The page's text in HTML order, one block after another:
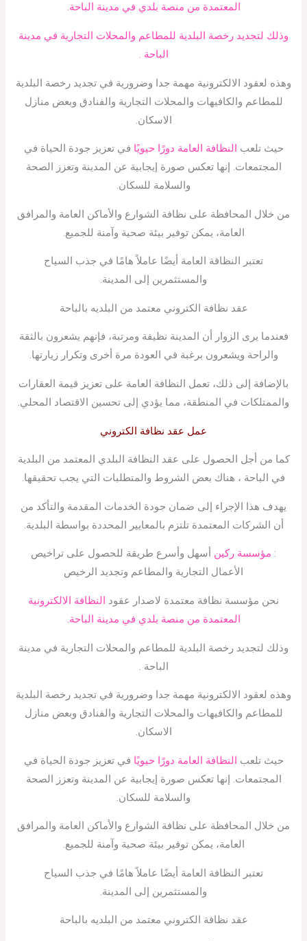
المعتمدة من منصة بلدي في مدينة الباحة.
وذلك لتجديد رخصة البلدية للمطاعم والمحلات التجارية في مدينة
الباحة .
وهذه لعقود الالكترونية مهمة جدا وضرورية في تجديد رخصة البلدية
للمطاعم والكافيهات والمحلات التجارية والفنادق وبعض منازل
الاسكان.
حيث تلعب النظافة العامة دورًا حيويًا في تعزيز جودة الحياة في
المجتمعات. إنها تعكس صورة إيجابية عن المدينة وتعزز الصحة
والسلامة للسكان.
من خلال المحافظة على نظافة الشوارع والأماكن العامة والمرافق
العامة، يمكن توفير بيئة صحية وآمنة للجميع.
تعتبر النظافة العامة أيضًا عاملاً هامًا في جذب السياح
والمستثمرين إلى المدينة.
عقد نظافة الكتروني معتمد من البلديه بالباحة
فعندما يرى الزوار أن المدينة نظيفة ومرتبة، فإنهم يشعرون بالثقة
والراحة ويشعرون برغبة في العودة مرة أخرى وتكرار زيارتها.
بالإضافة إلى ذلك، تعمل النظافة العامة على تعزيز قيمة العقارات
والممتلكات في المنطقة، مما يؤدي إلى تحسين الاقتصاد المحلي.
عمل عقد نظافة الكتروني
كما من أجل الحصول على عقد النظافة البلدي المعتمد من البلدية
في الباحة ، هناك بعض الشروط والمتطلبات التي يجب تحقيقها.
يهدف هذا الإجراء إلى ضمان جودة الخدمات المقدمة والتأكد من
أن الشركات المعتمدة تلتزم بالمعايير المحددة بواسطة البلدية.
: مؤسسة ركين أسهل وأسرع طريقة للحصول على تراخيص
الأعمال التجارية والمطاعم وتجديد الرخيص
نحن مؤسسة نظافة معتمدة لاصدار عقود النظافة الالكترونية
المعتمدة من منصة بلدي في مدينة الباحة.
وذلك لتجديد رخصة البلدية للمطاعم والمحلات التجارية في مدينة
الباحة .
وهذه لعقود الالكترونية مهمة جدا وضرورية في تجديد رخصة البلدية
للمطاعم والكافيهات والمحلات التجارية والفنادق وبعض منازل
الاسكان.
حيث تلعب النظافة العامة دورًا حيويًا في تعزيز جودة الحياة في
المجتمعات. إنها تعكس صورة إيجابية عن المدينة وتعزز الصحة
والسلامة للسكان.
من خلال المحافظة على نظافة الشوارع والأماكن العامة والمرافق
العامة، يمكن توفير بيئة صحية وآمنة للجميع.
تعتبر النظافة العامة أيضًا عاملاً هامًا في جذب السياح
والمستثمرين إلى المدينة.
عقد نظافة الكتروني معتمد من البلديه بالباحة